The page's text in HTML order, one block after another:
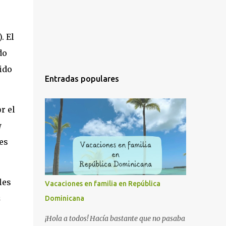
El
el
Entradas populares
Vacaciones en familia en República
Dominicana
¡Hola a todos! Hacía bastante que no pasaba